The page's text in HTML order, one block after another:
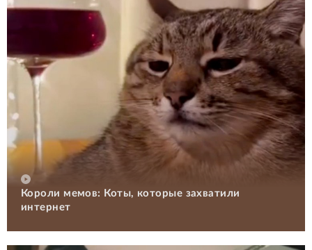
Короли мемов: Коты, которые захватили
интернет